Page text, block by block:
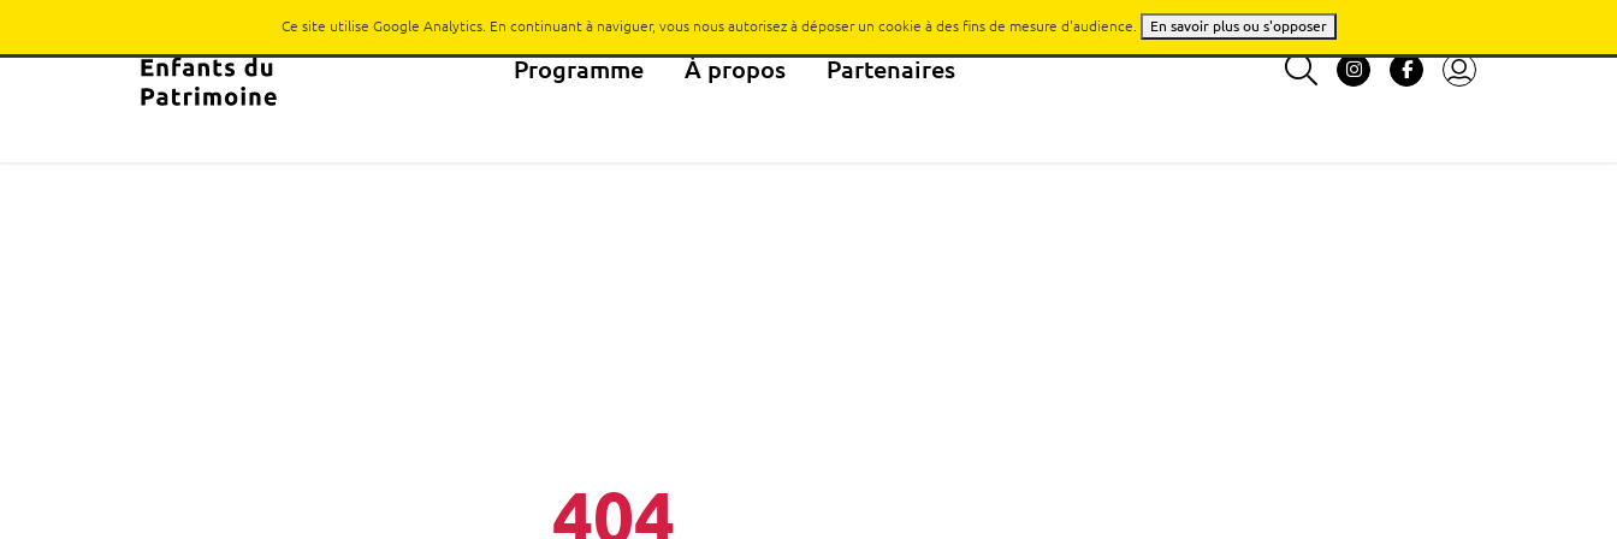
Programme À propos Partenaires
404
Ce site utilise Google Analytics. En continuant à naviguer, vous nous autorisez à déposer un cookie à des fins de mesure d'audience. En savoir plus ou s'opposer